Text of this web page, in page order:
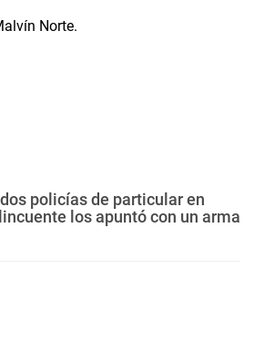
policías de particular en
los apuntó con un arma